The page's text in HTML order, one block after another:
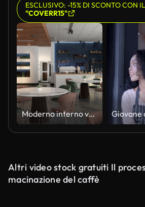
ESCLUSIVO: -15% DI SCONTO CON
"COVERR15"
Moderno interno vuoto del caffè con macchina per il caffè, prodotti da forno e muro di mattoni blu navy
Altri video stock gratuiti Il
macinazione del caffè